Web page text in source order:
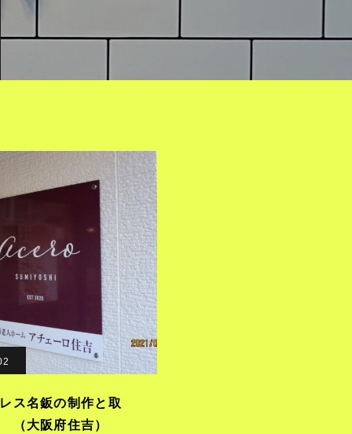
ス名鈑の制作と取
大阪府住吉）